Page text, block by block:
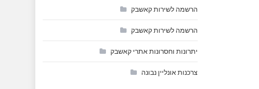
הרשמה לשירות קאשבק
הרשמה לשירות קאשבק
יתרונות וחסרונות אתרי קאשבק
צרכנות אונליין נבונה